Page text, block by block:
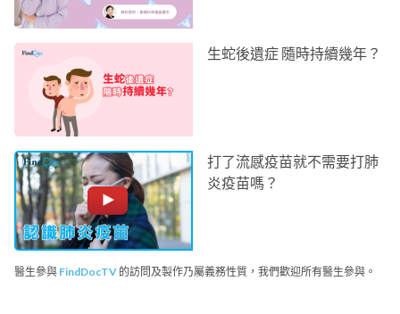
生蛇後遺症 隨時持續幾年？
打了流感疫苗就不需要打肺
炎疫苗嗎？
醫生參與 FindDocTV 的訪問及製作乃屬義務性質，我們歡迎所有醫生參與。